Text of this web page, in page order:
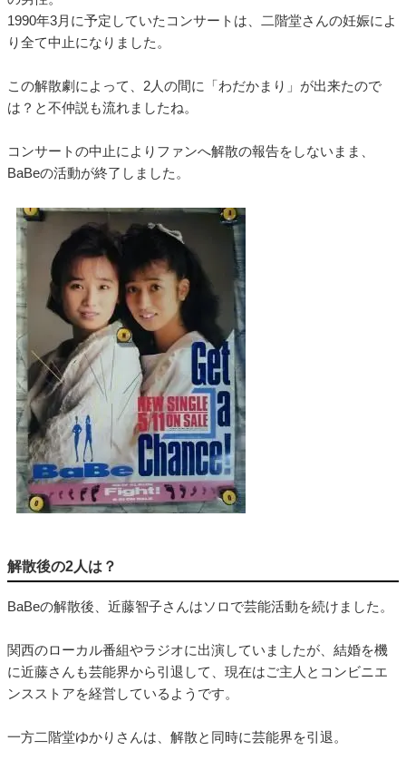
1990年3月に予定していたコンサートは、二階堂さんの妊娠によ
り全て中止になりました。
この解散劇によって、2人の間に「わだかまり」が出来たので
は？と不仲説も流れましたね。
コンサートの中止によりファンへ解散の報告をしないまま、
BaBeの活動が終了しました。
解散後の2人は？
BaBeの解散後、近藤智子さんはソロで芸能活動を続けました。
関西のローカル番組やラジオに出演していましたが、結婚を機
に近藤さんも芸能界から引退して、現在はご主人とコンビニエ
ンスストアを経営しているようです。
一方二階堂ゆかりさんは、解散と同時に芸能界を引退。